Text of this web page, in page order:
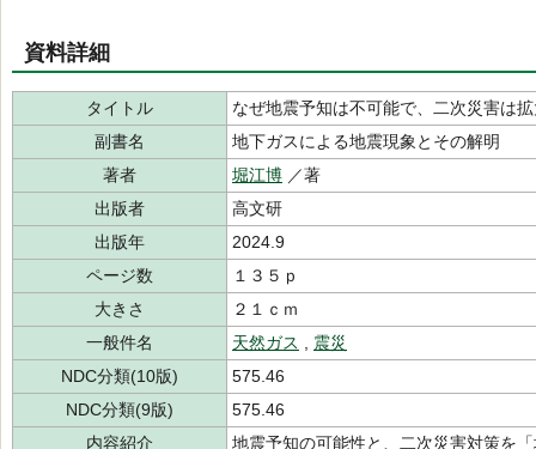
資料詳細
タイトル
なぜ地震予知は不可能で、二次災害は
副書名
地下ガスによる地震現象とその解明
著者
堀江博 ／著
出版者
高文研
出版年
2024.9
ページ数
１３５ｐ
大きさ
２１ｃｍ
一般件名
天然ガス
震災
NDC分類(10版)
575.46
NDC分類(9版)
575.46
内容紹介
地震予知の可能性と、二次災害対策を